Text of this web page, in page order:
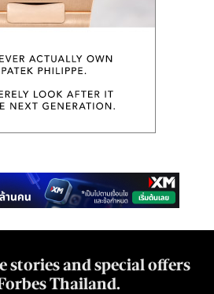
stories and special offers
Thailand.